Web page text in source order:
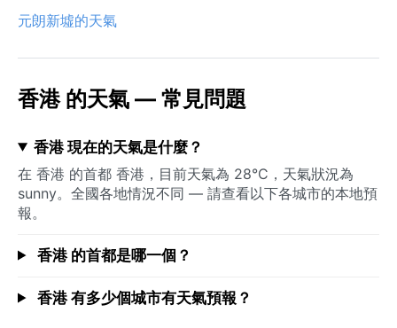
元朗新墟的天氣
香港 的天氣 — 常見問題
香港 現在的天氣是什麼？
在 香港 的首都 香港，目前天氣為 28°C，天氣狀況為
sunny。全國各地情況不同 — 請查看以下各城市的本地預
報。
香港 的首都是哪一個？
香港 有多少個城市有天氣預報？